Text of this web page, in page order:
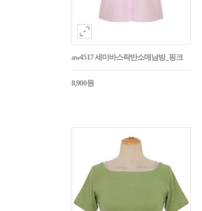
aw4517 세미바스락반소매남방_핑크
8,900원